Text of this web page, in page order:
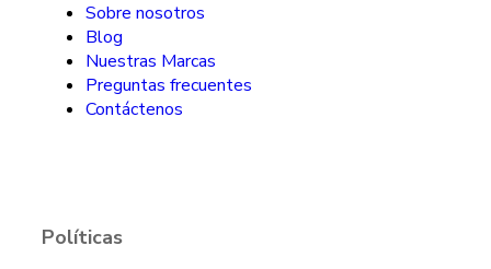
Sobre nosotros
Blog
Nuestras Marcas
Preguntas frecuentes
Contáctenos
Políticas